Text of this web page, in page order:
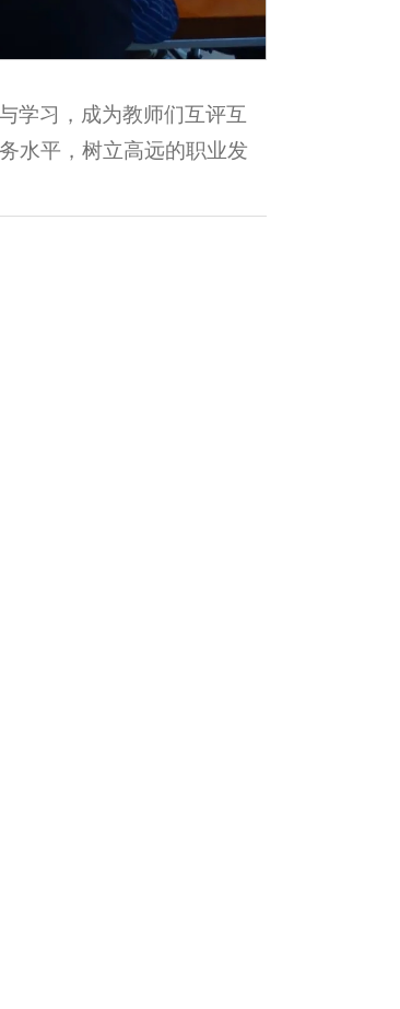
学习，成为教师们互评互
水平，树立高远的职业发